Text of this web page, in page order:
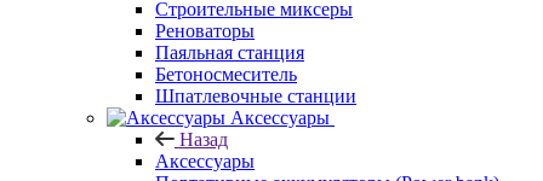
Строительные миксеры
Реноваторы
Паяльная станция
Бетоносмеситель
Шпатлевочные станции
Аксессуары
Назад
Аксессуары